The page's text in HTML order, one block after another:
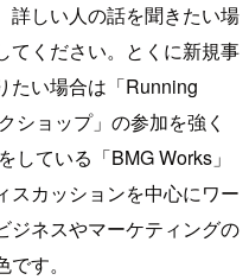
詳しい人の話を聞きたい場
てください。とくに新規事
たい場合は「Running
ショップ」の参加を強く
している「BMG Works」
スカッションを中心にワー
ジネスやマーケティングの
す。